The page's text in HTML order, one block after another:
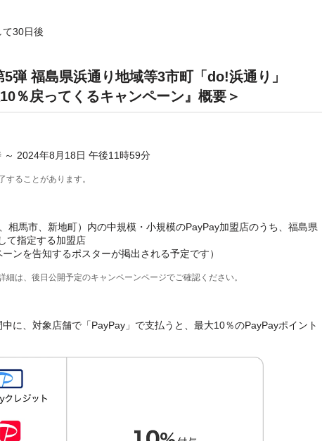
30日後
弾 福島県浜通り地域等3市町「do!浜通り」
％戻ってくるキャンペーン』概要＞
～ 2024年8月18日 午後11時59分
ることがあります。
相馬市、新地町）内の中規模・小規模のPayPay加盟店のうち、福島県
て指定する加盟店
ーンを告知するポスターが掲出される予定です）
は、後日公開予定のキャンペーンページでご確認ください。
に、対象店舗で「PayPay」で支払うと、最大10％のPayPayポイント